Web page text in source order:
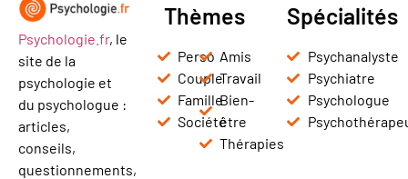
Psychologie.fr, le
site de la
psychologie et
du psychologue :
articles,
conseils,
questionnements,
Thèmes
Perso
Couple
Famille
Société
Amis
Travail
Bien-
être
Thérapies
Spécialités
Psychanalyste
Psychiatre
Psychologue